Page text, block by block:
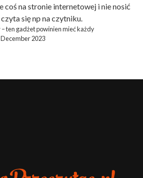
coś na stronie internetowej i nie nosić
się np na czytniku.
ten gadżet powinien mieć każdy
2023